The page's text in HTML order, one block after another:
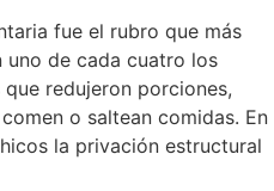
fue el rubro que más
uno de cada cuatro los
redujeron porciones,
o saltean comidas. En
la privación estructural